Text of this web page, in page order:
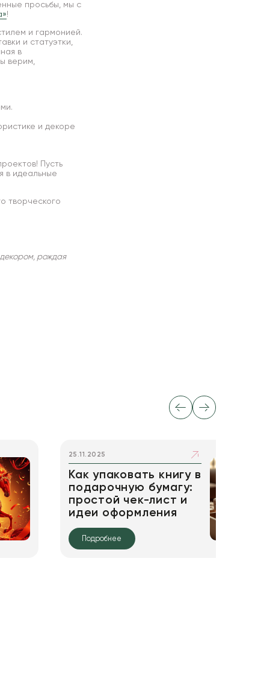
просьбы, мы с
!
и гармонией.
и статуэтки,
в
верим,
и декоре
Пусть
в идеальные
творческого
рождая
25.11.2025
Как упаковать книгу в
подарочную бумагу:
простой чек-лист и
идеи оформления
Подробнее